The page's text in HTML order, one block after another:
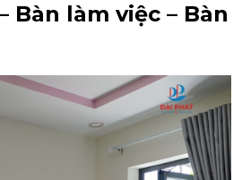
Bàn làm việc – Bàn